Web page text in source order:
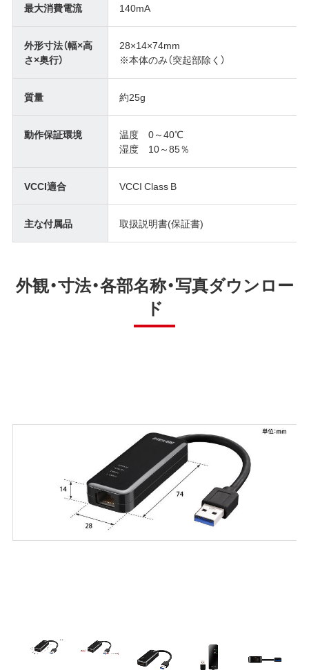
最大消費電流 140mA
外形寸法（幅×高
さ×奥行）
28×14×74mm
※本体のみ（突起部除く）
質量 約25g
動作保証環境
温度 0～40℃
湿度 10～85％
VCCI適合 VCCI Class B
主な付属品 取扱説明書(保証書)
外観・寸法・各部名称・写真ダウンロー
ド